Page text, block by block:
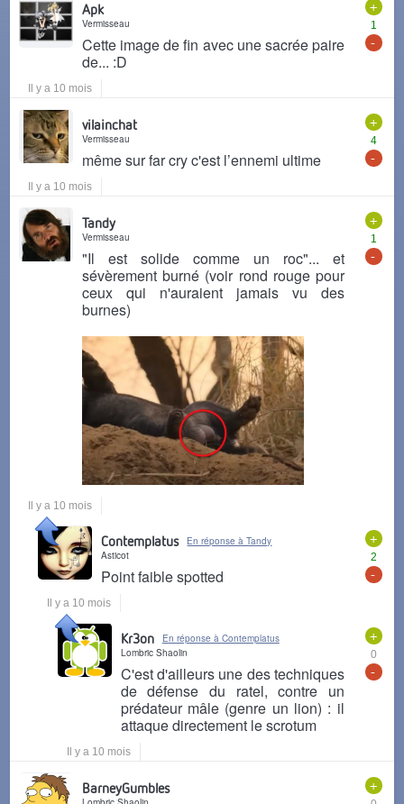
+
1
-
Apk
Vermisseau
Cette image de fin avec une sacrée paire
de... :D
Il y a 10 mois
+
4
-
vilainchat
Vermisseau
même sur far cry c'est l’ennemi ultime
Il y a 10 mois
+
1
-
Tandy
Vermisseau
"Il est solide comme un roc"... et
sévèrement burné (voir rond rouge pour
ceux qui n'auraient jamais vu des
burnes)
Il y a 10 mois
+
2
-
Contemplatus
En réponse à Tandy
Asticot
Point faible spotted
Il y a 10 mois
+
0
-
Kr3on
En réponse à Contemplatus
Lombric Shaolin
C'est d'ailleurs une des techniques
de défense du ratel, contre un
prédateur mâle (genre un lion) : il
attaque directement le scrotum
Il y a 10 mois
+
BarneyGumbles